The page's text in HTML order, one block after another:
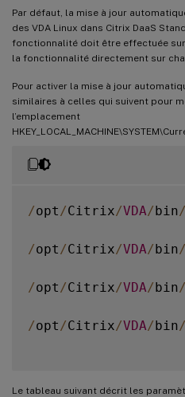
Par défaut, la mise à jour
des VDA Linux dans Citrix DaaS
fonctionnalité doit être effectuée sur
la fonctionnalité directement sur
Pour activer la mise à jour
similaires à celles qui suivent pour
l’emplacement
/opt /Citrix/VDA/bin/
/opt /Citrix/VDA/bin/
/opt /Citrix/VDA/bin/
/opt /Citrix/VDA/bin/
Le tableau suivant décrit les